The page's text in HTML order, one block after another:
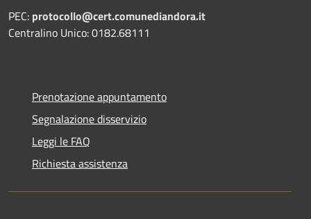
PEC: protocollo@cert.comunediandora.it
Centralino Unico: 0182.68111
Prenotazione appuntamento
Segnalazione disservizio
Leggi le FAQ
Richiesta assistenza